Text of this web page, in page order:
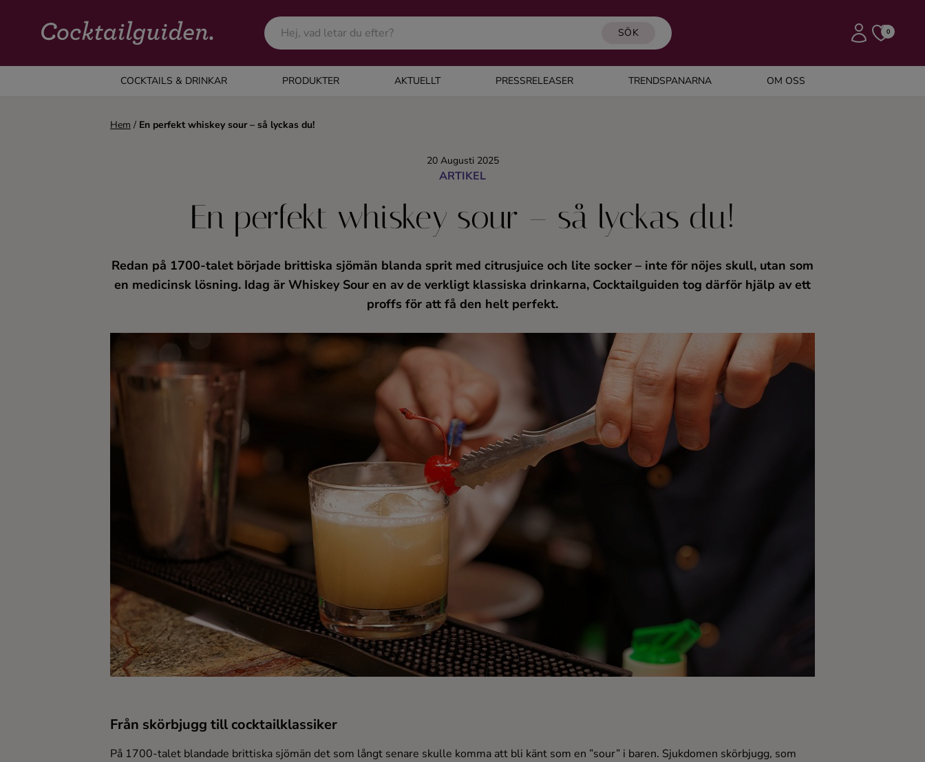
SÖK 0
COCKTAILS & DRINKAR PRODUKTER AKTUELLT PRESSRELEASER TRENDSPANARNA OM OSS
COCKTAILS & DRINKAR
Alla cocktails & drinkar
Hem / En perfekt whiskey sour – så lyckas du!
20 Augusti 2025
ARTIKEL
En perfekt whiskey sour – så lyckas du!
Redan på 1700-talet började brittiska sjömän blanda sprit med citrusjuice och lite socker – inte för nöjes skull, utan som
en medicinsk lösning. Idag är Whiskey Sour en av de verkligt klassiska drinkarna, Cocktailguiden tog därför hjälp av ett
proffs för att få den helt perfekt.
Från skörbjugg till cocktailklassiker
På 1700-talet blandade brittiska sjömän det som långt senare skulle komma att bli känt som en ”sour” i baren. Sjukdomen skörbjugg, som